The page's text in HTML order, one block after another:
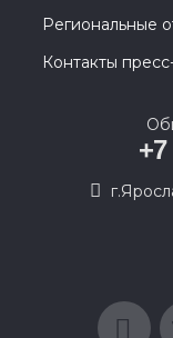
Региональные
Контакты